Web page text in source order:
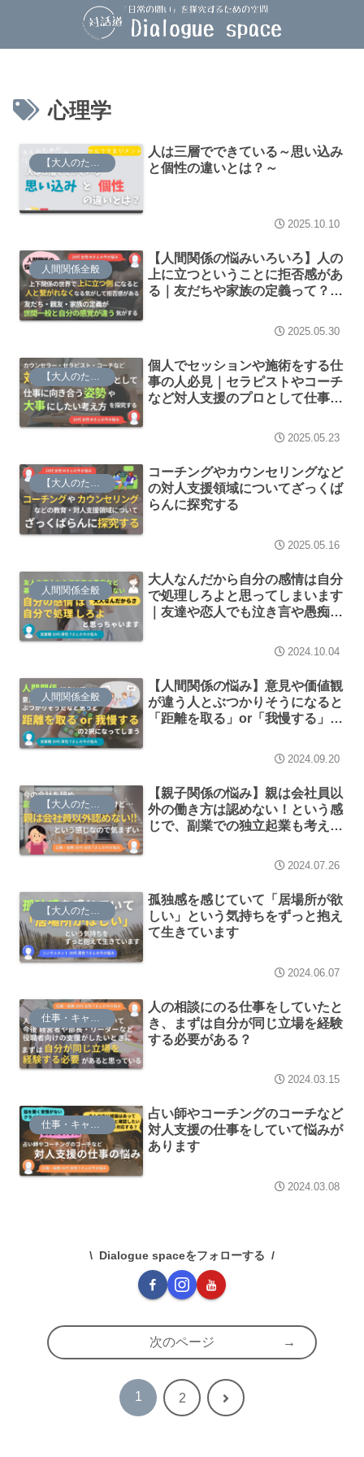
心理学
【大人のための】リテラシー道場
人は三層でできている～思い込み
と個性の違いとは？～
2025.10.10
人間関係全般
【人間関係の悩みいろいろ】人の
上に立つということに拒否感があ
る｜友だちや家族の定義って？な
2025.05.30
【大人のための】総合的な探究の時間
個人でセッションや施術をする仕
事の人必見｜セラピストやコーチ
など対人支援のプロとして仕事に
2025.05.23
【大人のための】総合的な探究の時間
コーチングやカウンセリングなど
の対人支援領域についてざっくば
らんに探究する
2025.05.16
人間関係全般
大人なんだから自分の感情は自分
で処理しろよと思ってしまいます
｜友達や恋人でも泣き言や愚痴は
2024.10.04
人間関係全般
【人間関係の悩み】意見や価値観
が違う人とぶつかりそうになると
「距離を取る」or「我慢する」の
2024.09.20
【大人のための】総合的な探究の時間
【親子関係の悩み】親は会社員以
外の働き方は認めない！という感
じで、副業での独立起業も考えて
ら親に仕事を言えない……
2024.07.26
【大人のための】総合的な探究の時間
孤独感を感じていて「居場所が欲
しい」という気持ちをずっと抱え
て生きています
2024.06.07
仕事・キャリア
人の相談にのる仕事をしていたと
き、まずは自分が同じ立場を経験
する必要がある？
2024.03.15
仕事・キャリア
占い師やコーチングのコーチなど
対人支援の仕事をしていて悩みが
あります
2024.03.08
Dialogue spaceをフォローする
次のページ
1 2 次